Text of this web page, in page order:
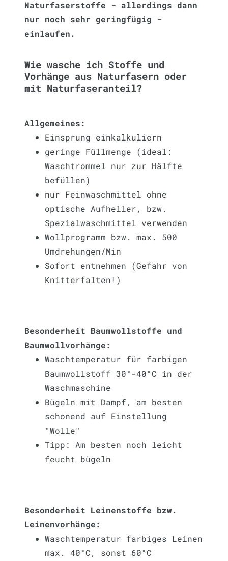
Naturfaserstoffe - allerdings dann
nur noch sehr geringfügig -
einlaufen.
Wie wasche ich Stoffe und
Vorhänge aus Naturfasern oder
mit Naturfaseranteil?
Allgemeines:
Einsprung einkalkuliern
geringe Füllmenge (ideal:
Waschtrommel nur zur Hälfte
befüllen)
nur Feinwaschmittel ohne
optische Aufheller, bzw.
Spezialwaschmittel verwenden
Wollprogramm bzw. max. 500
Umdrehungen/Min
Sofort entnehmen (Gefahr von
Knitterfalten!)
Besonderheit Baumwollstoffe und
Baumwollvorhänge:
Waschtemperatur für farbigen
Baumwollstoff 30°-40°C in der
Waschmaschine
Bügeln mit Dampf, am besten
schonend auf Einstellung
"Wolle"
Tipp: Am besten noch leicht
feucht bügeln
Besonderheit Leinenstoffe bzw.
Leinenvorhänge:
Waschtemperatur farbiges Leinen
max. 40°C, sonst 60°C